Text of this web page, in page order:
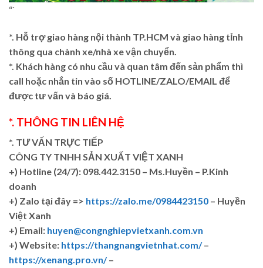
“`
*. Hỗ trợ giao hàng nội thành TP.HCM và giao hàng tỉnh
thông qua chành xe/nhà xe vận chuyển.
*. Khách hàng có nhu cầu và quan tâm đến sản phẩm thì
call hoặc nhắn tin vào số HOTLINE/ZALO/EMAIL để
được tư vấn và báo giá.
*. THÔNG TIN LIÊN HỆ
*. TƯ VẤN TRỰC TIẾP
CÔNG TY TNHH SẢN XUẤT VIỆT XANH
+) Hotline (24/7): 098.442.3150 – Ms.Huyền – P.Kinh
doanh
+) Zalo tại đây => https://zalo.me/0984423150 – Huyền
Việt Xanh
+) Email: huyen@congnghiepvietxanh.com.vn
+) Website: https://thangnangvietnhat.com/–
https://xenang.pro.vn/–